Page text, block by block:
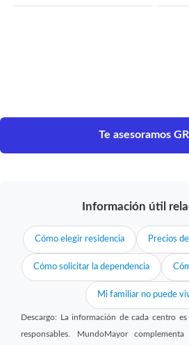
Te asesoramos
Información útil
Cómo elegir residencia Precios
Cómo solicitar la dependencia
Mi familiar no puede
Descargo: La información de cada centro
responsables. MundoMayor